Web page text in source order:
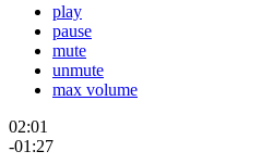
play
pause
mute
unmute
max volume
02:01
-01:27